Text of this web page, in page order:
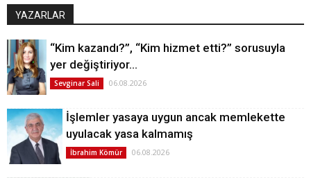
YAZARLAR
“Kim kazandı?”, “Kim hizmet etti?” sorusuyla
yer değiştiriyor…
Sevginar Sali 06.08.2026
İşlemler yasaya uygun ancak memlekette
uyulacak yasa kalmamış
İbrahim Kömür 06.08.2026